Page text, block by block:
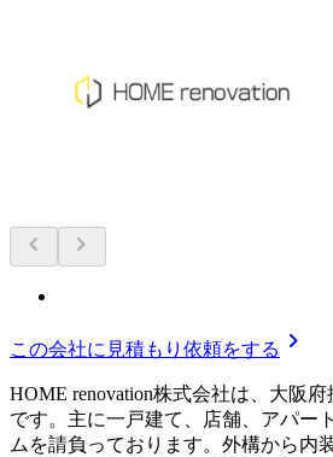
chevron_left chevron_right
この会社に見積もり依頼をする chevron_right
HOME renovation株式会社は、大阪
です。主に一戸建て、店舗、アパー
ムを請負っております。外構から内